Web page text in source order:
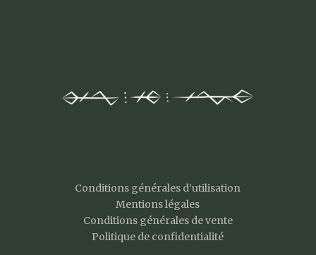
Conditions générales d’utilisation
Mentions légales
Conditions générales de vente
Politique de confidentialité